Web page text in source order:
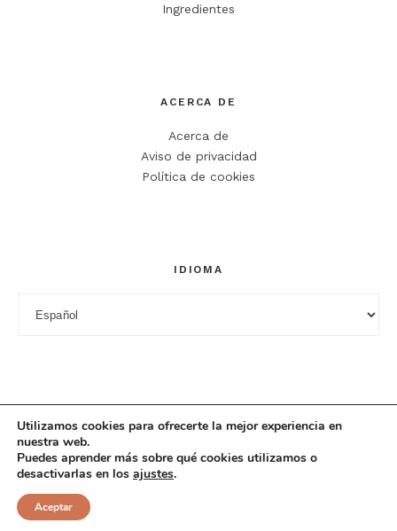
Ingredientes
ACERCA DE
Acerca de
Aviso de privacidad
Política de cookies
IDIOMA
© 2025 Cuciniana. All rights reserved.
Utilizamos cookies para ofrecerte la mejor experiencia en
nuestra web.
Puedes aprender más sobre qué cookies utilizamos o
desactivarlas en los ajustes.
Aceptar